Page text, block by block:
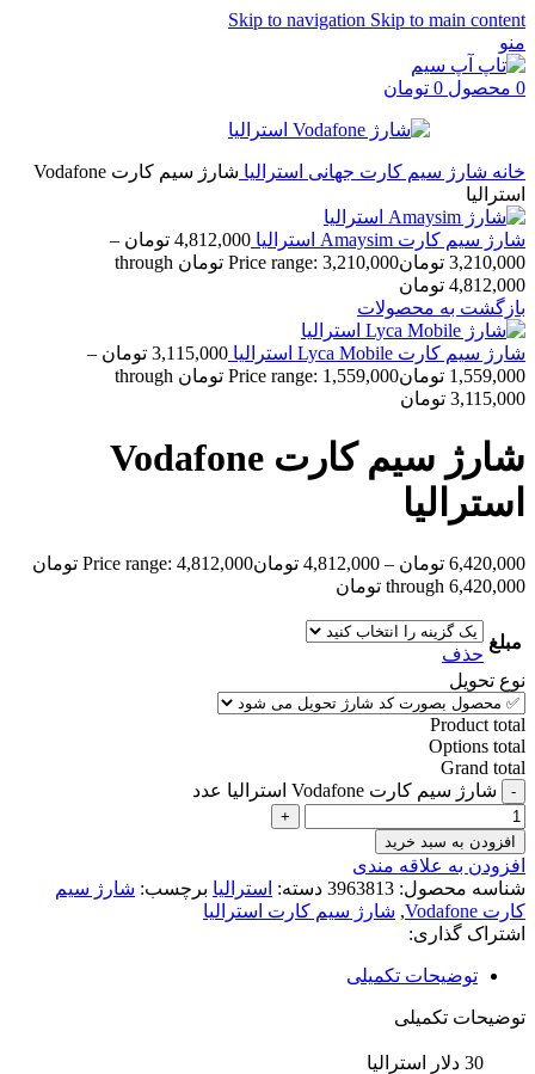
Skip to navigation Skip to main content
منو
0 محصول 0 تومان
خانه شارژ سیم کارت جهانی استرالیا
شارژ سیم کارت Vodafone
استرالیا
شارژ سیم کارت Amaysim استرالیا 4,812,000 تومان –
3,210,000 تومان
Price range: 3,210,000 تومان through
4,812,000 تومان
بازگشت به محصولات
شارژ سیم کارت Lyca Mobile استرالیا 3,115,000 تومان –
1,559,000 تومان
Price range: 1,559,000 تومان through
3,115,000 تومان
شارژ سیم کارت Vodafone
استرالیا
6,420,000 تومان –
4,812,000 تومان
Price range: 4,812,000 تومان
through 6,420,000 تومان
مبلغ
حذف
نوع تحویل
Product total
Options total
Grand total
شارژ سیم کارت Vodafone استرالیا عدد
افزودن به سبد خرید
افزودن به علاقه مندی
شناسه محصول: 3963813 دسته: استرالیا برچسب: شارژ سیم
کارت Vodafone
, شارژ سیم کارت استرالیا
اشتراک گذاری:
توضیحات تکمیلی
توضیحات تکمیلی
30 دلار استرالیا